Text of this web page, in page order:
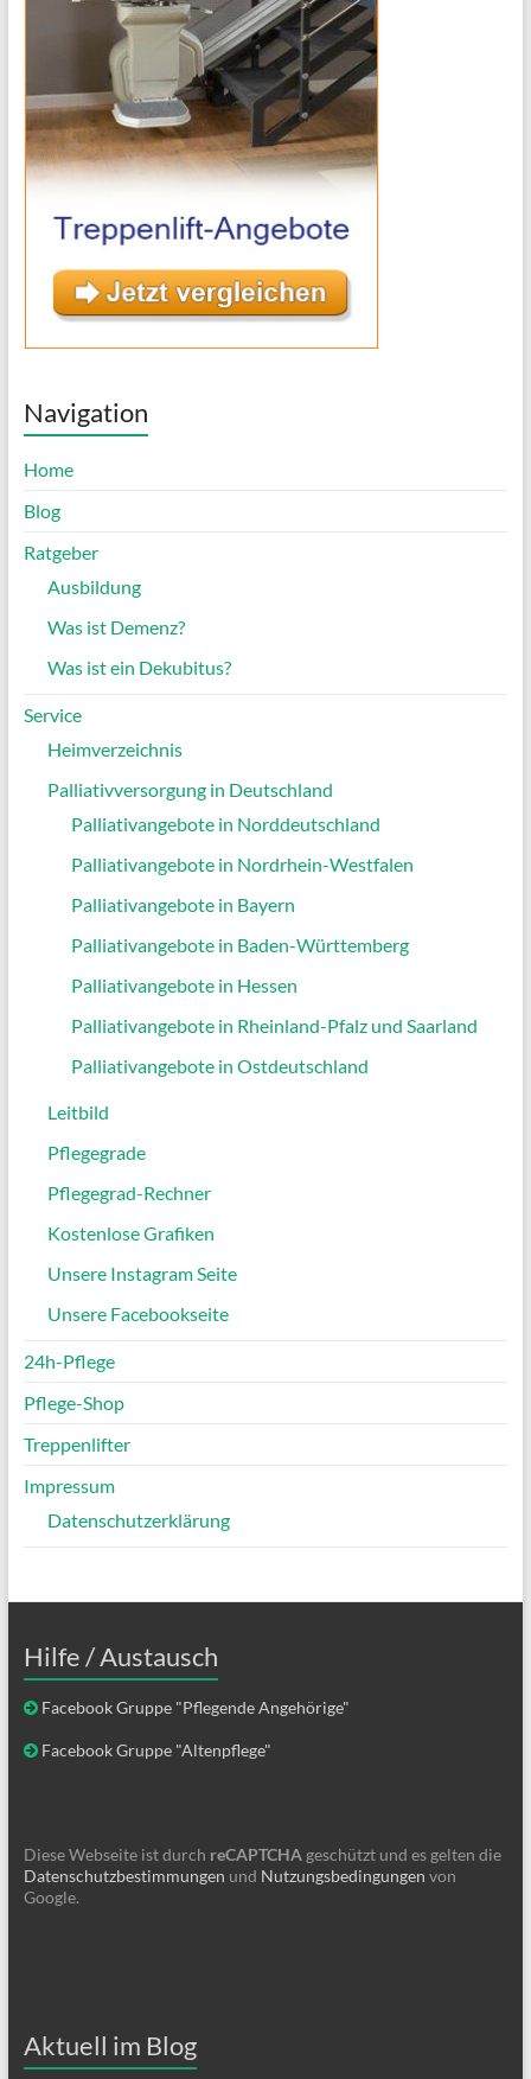
Navigation
Home
Blog
Ratgeber
Ausbildung
Was ist Demenz?
Was ist ein Dekubitus?
Service
Heimverzeichnis
Palliativversorgung in Deutschland
Palliativangebote in Norddeutschland
Palliativangebote in Nordrhein-Westfalen
Palliativangebote in Bayern
Palliativangebote in Baden-Württemberg
Palliativangebote in Hessen
Palliativangebote in Rheinland-Pfalz und Saarland
Palliativangebote in Ostdeutschland
Leitbild
Pflegegrade
Pflegegrad-Rechner
Kostenlose Grafiken
Unsere Instagram Seite
Unsere Facebookseite
24h-Pflege
Pflege-Shop
Treppenlifter
Impressum
Datenschutzerklärung
Hilfe / Austausch
Facebook Gruppe "Pflegende Angehörige"
Facebook Gruppe "Altenpflege"
Diese Webseite ist durch reCAPTCHAgeschützt und es gelten die
Datenschutzbestimmungen und Nutzungsbedingungen von
Google.
Aktuell im Blog